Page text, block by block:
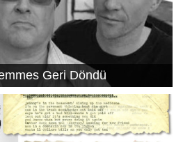
Geri Döndü